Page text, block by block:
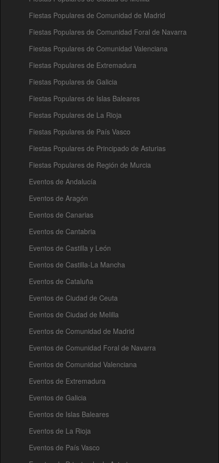
Fiestas Populares de Comunidad de Madrid
Fiestas Populares de Comunidad Foral de Navarra
Fiestas Populares de Comunidad Valenciana
Fiestas Populares de Extremadura
Fiestas Populares de Galicia
Fiestas Populares de Islas Baleares
Fiestas Populares de La Rioja
Fiestas Populares de País Vasco
Fiestas Populares de Principado de Asturias
Fiestas Populares de Región de Murcia
Eventos de Andalucía
Eventos de Aragón
Eventos de Canarias
Eventos de Cantabria
Eventos de Castilla y León
Eventos de Castilla-La Mancha
Eventos de Cataluña
Eventos de Ciudad de Ceuta
Eventos de Ciudad de Melilla
Eventos de Comunidad de Madrid
Eventos de Comunidad Foral de Navarra
Eventos de Comunidad Valenciana
Eventos de Extremadura
Eventos de Galicia
Eventos de Islas Baleares
Eventos de La Rioja
Eventos de País Vasco